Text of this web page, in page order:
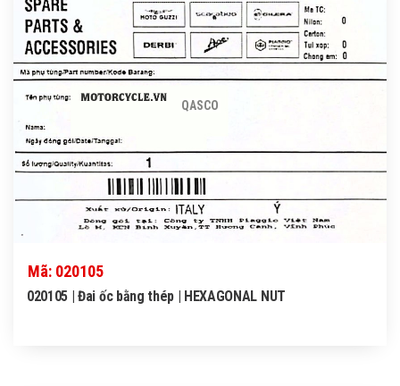
QASCO
Mã: 020105
020105 | Đai ốc bằng thép | HEXAGONAL NUT